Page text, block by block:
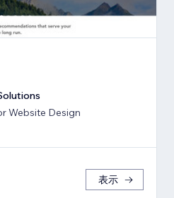
Website Design
表示